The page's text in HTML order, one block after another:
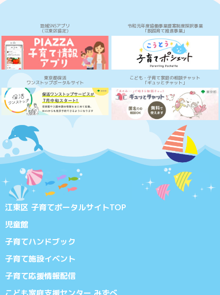
地域SNSアプリ
（江東区協定）
令和元年度協働事業提案制度採択事業
「脱孤育て推進事業」
東京都保活
ワンストップポータルサイト
こども・子育て家庭の相談チャット
「ギュッとチャット」
江東区 子育てポータルサイトTOP
児童館
子育てハンドブック
子育て施設イベント
子育て応援情報配信